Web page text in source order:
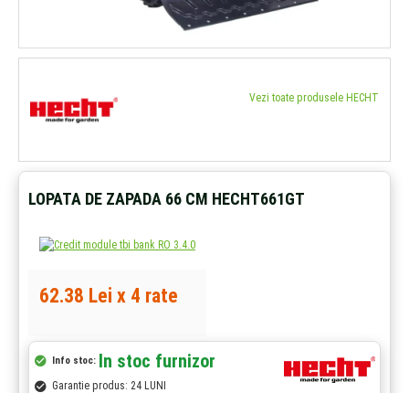
Vezi toate produsele HECHT
LOPATA DE ZAPADA 66 CM HECHT661GT
Info stoc: In stoc furnizor
Garantie produs: 24 LUNI
62.38 Lei x 4 rate